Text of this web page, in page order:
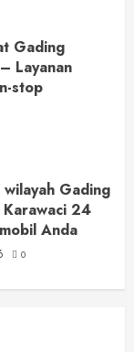
Gading
Layanan
stop
Gading
24
Anda
0